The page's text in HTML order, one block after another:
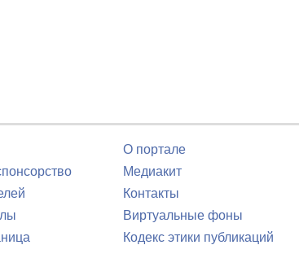
О портале
Медиакит
Контакты
Виртуальные фоны
Кодекс этики публикаций